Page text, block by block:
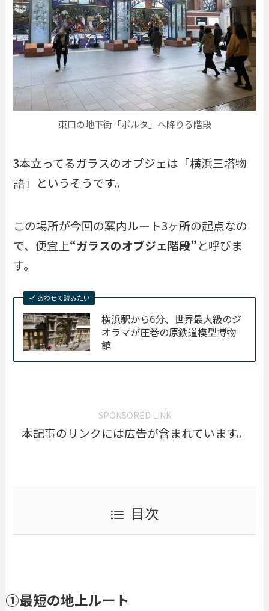
東口の地下街「ポルタ」へ降りる階段
3本立ってるガラスのオブジェは「横浜三塔物
語」というそうです。
この場所が今回の案内ルート3ヶ所の起点なの
で、便宜上“ガラスのオブジェ階段”と呼びま
す。
あわせて読みたい
横浜駅から6分、世界最大級のジ
オラマが圧巻の原鉄道模型博物
館
SPONSORED LINK
本記事のリンクには広告が含まれています。
目次
①最短の地上ルート